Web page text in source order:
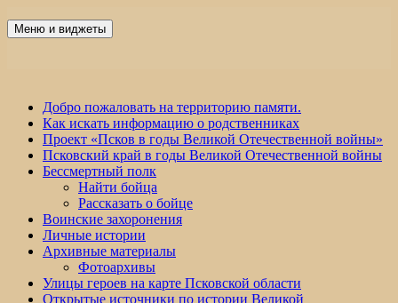
Победа 60
Меню и виджеты
Добро пожаловать на территорию памяти.
Как искать информацию о родственниках
Проект «Псков в годы Великой Отечественной войны»
Псковский край в годы Великой Отечественной войны
Бессмертный полк
Найти бойца
Рассказать о бойце
Воинские захоронения
Личные истории
Архивные материалы
Фотоархивы
Улицы героев на карте Псковской области
Открытые источники по истории Великой